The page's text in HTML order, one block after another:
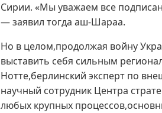
Сирии. «Мы уважаем все
— заявил тогда аш-Шараа.
Но в целом,продолжая войну
выставить себя сильным
Нотте,берлинский эксперт по
научный сотрудник Центра
любых крупных